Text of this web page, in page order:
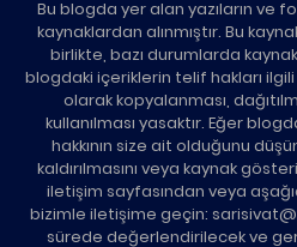
Bu blogda yer alan yazıların ve
kaynaklardan alınmıştır. Bu
birlikte, bazı durumlarda
blogdaki içeriklerin telif hakları
olarak kopyalanması,
kullanılması yasaktır. Eğer
hakkının size ait olduğunu
kaldırılmasını veya kaynak
iletişim sayfasından veya
bizimle iletişime geçin:
sürede değerlendirilecek ve